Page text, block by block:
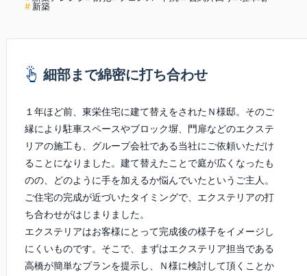
新築
細部まで綿密に打ち合わせ
１年ほど前、東栄住宅に建て替えをされたＮ様邸。そのご
縁により駐車スペースやブロック塀、門扉などのエクステ
リアの施工も、グループ会社である当社にご依頼いただけ
ることになりました。建て替えたことで庭が広くなったも
のの、どのように手を加えるか悩んでいたというご主人。
ご住宅の完成が近づいたタイミングで、エクステリアの打
ち合わせがはじまりました。
エクステリアはお客様にとって完成後の様子をイメージし
にくいものです。そこで、まずはエクステリア担当である
高橋が簡単なプランを提示し、Ｎ様に検討して頂くことか